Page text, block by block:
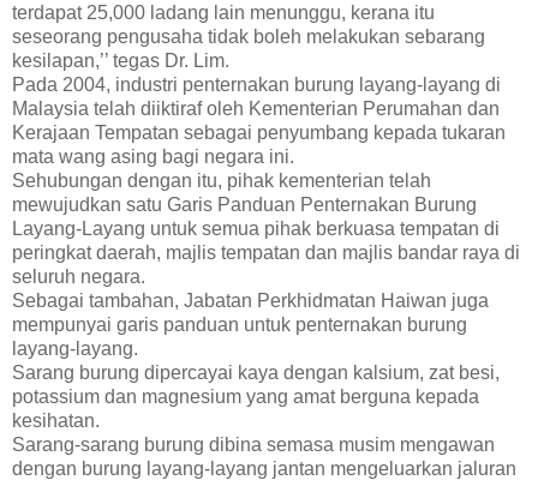
terdapat 25,000 ladang lain menunggu, kerana itu
seseorang pengusaha tidak boleh melakukan sebarang
kesilapan,’’ tegas Dr. Lim.
Pada 2004, industri penternakan burung layang-layang di
Malaysia telah diiktiraf oleh Kementerian Perumahan dan
Kerajaan Tempatan sebagai penyumbang kepada tukaran
mata wang asing bagi negara ini.
Sehubungan dengan itu, pihak kementerian telah
mewujudkan satu Garis Panduan Penternakan Burung
Layang-Layang untuk semua pihak berkuasa tempatan di
peringkat daerah, majlis tempatan dan majlis bandar raya di
seluruh negara.
Sebagai tambahan, Jabatan Perkhidmatan Haiwan juga
mempunyai garis panduan untuk penternakan burung
layang-layang.
Sarang burung dipercayai kaya dengan kalsium, zat besi,
potassium dan magnesium yang amat berguna kepada
kesihatan.
Sarang-sarang burung dibina semasa musim mengawan
dengan burung layang-layang jantan mengeluarkan jaluran